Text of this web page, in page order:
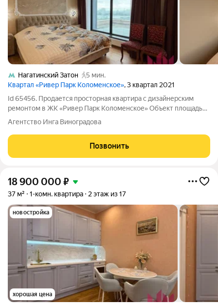
Нагатинский Затон
5 мин.
Квартал «Ривер Парк Коломенское», 3 квартал 2021
Id 65456. Продается просторная квартира с дизайнерским
ремонтом в ЖК «Ривер Парк Коломенское» Объект площадью
118 квадратных метров на 13 этаже. Ключевые особенности
объекта: - Две отдельные просторные террасы с выходами из
гостиной и спальни -
Агентство Инга Виноградова
Позвонить
18 900 000 ₽
37 м² 1-комн. квартира 2 этаж из 17
новостройка
хорошая цена